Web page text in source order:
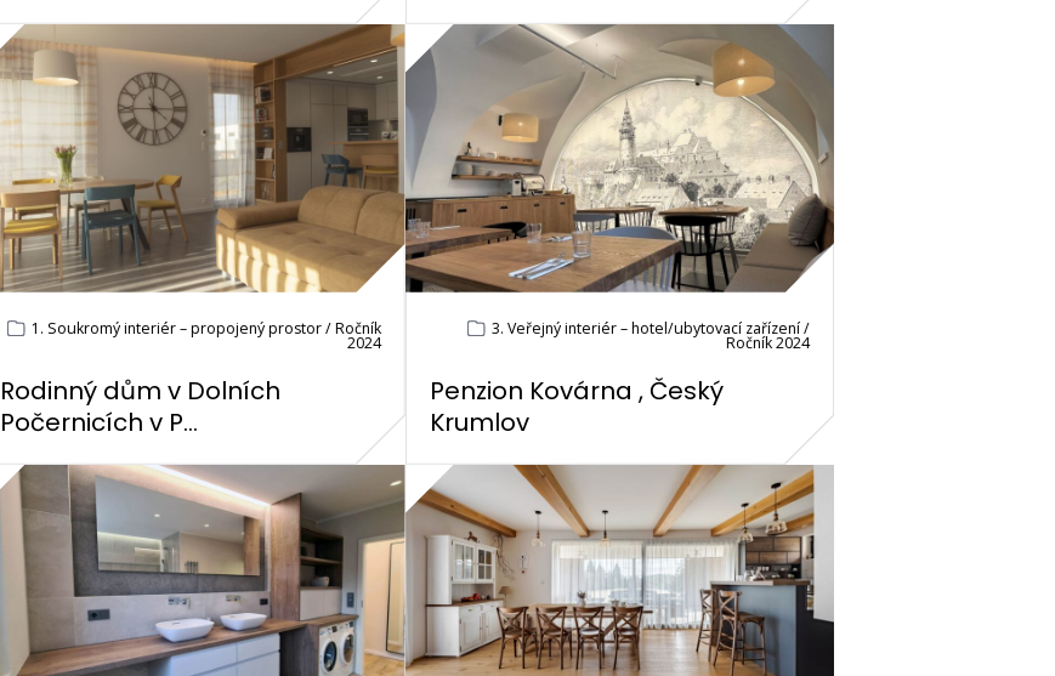
1. Soukromý interiér – propojený prostor / Ročník
2024
Rodinný dům v Dolních
Počernicích v P...
3. Veřejný interiér – hotel/ubytovací zařízení /
Ročník 2024
Penzion Kovárna , Český
Krumlov